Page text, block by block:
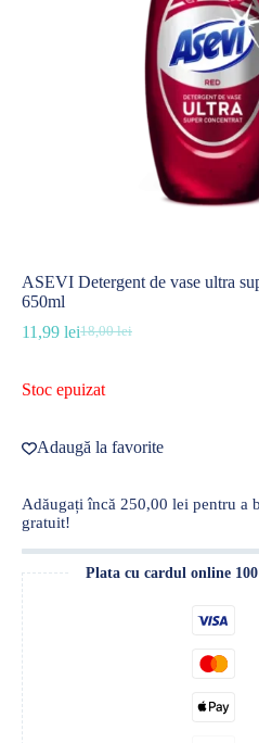
ASEVI Detergent de vase ultra
650ml
18,00lei
Prețul
fost:
11,99 leiPrețul
11,99 lei.
Stoc epuizat
Adaugă la favorite
Adăugați încă 250,00 lei pentru a
gratuit!
Plata cu cardul online